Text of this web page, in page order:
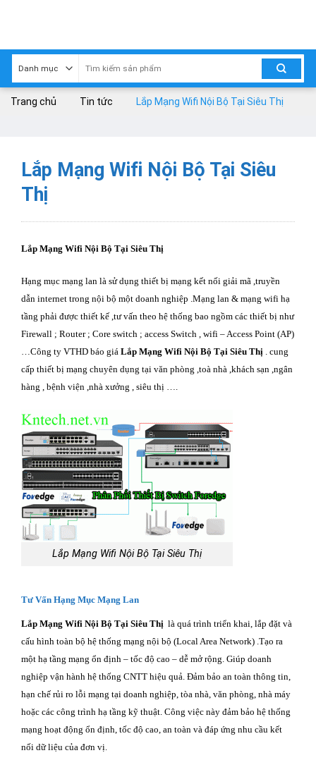
Trang chủ Tin tức Lắp Mạng Wifi Nội Bộ Tại Siêu Thị
Lắp Mạng Wifi Nội Bộ Tại Siêu
Thị
Lắp Mạng Wifi Nội Bộ Tại Siêu Thị
Hạng mục mạng lan là sử dụng thiết bị mạng kết nối giải mã ,truyền
dẫn internet trong nội bộ một doanh nghiệp .Mạng lan & mạng wifi hạ
tầng phải được thiết kế ,tư vấn theo hệ thống bao ngồm các thiết bị như
Firewall ; Router ; Core switch ; access Switch , wifi – Access Point (AP)
…Công ty VTHD báo giá Lắp Mạng Wifi Nội Bộ Tại Siêu Thị
. cung
cấp thiết bị mạng chuyên dụng tại văn phòng ,toà nhà ,khách sạn ,ngân
hàng , bệnh viện ,nhà xưởng , siêu thị ….
Lắp Mạng Wifi Nội Bộ Tại Siêu Thị
Tư Vấn Hạng Mục Mạng Lan
Lắp Mạng Wifi Nội Bộ Tại Siêu Thị là quá trình triển khai, lắp đặt và
cấu hình toàn bộ hệ thống mạng nội bộ (Local Area Network) .Tạo ra
một hạ tầng mạng ổn định – tốc độ cao – dễ mở rộng. Giúp doanh
nghiệp vận hành hệ thống CNTT hiệu quả. Đảm bảo an toàn thông tin,
hạn chế rủi ro lỗi mạng tại doanh nghiệp, tòa nhà, văn phòng, nhà máy
hoặc các công trình hạ tầng kỹ thuật. Công việc này đảm bảo hệ thống
mạng hoạt động ổn định, tốc độ cao, an toàn và đáp ứng nhu cầu kết
nối dữ liệu của đơn vị.